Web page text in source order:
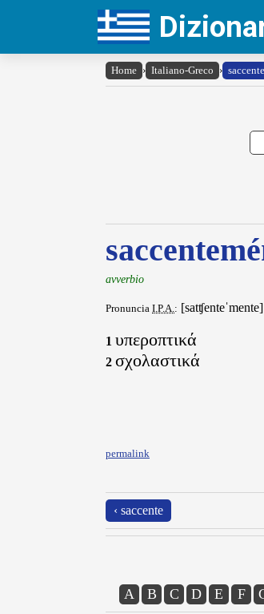
Home › Italiano-Greco ›
avverbio
Pronuncia I.P.A.: [satʧenteˈmente]
1 υπεροπτικά
2 σχολαστικά
permalink
‹ saccente
A B C D E F